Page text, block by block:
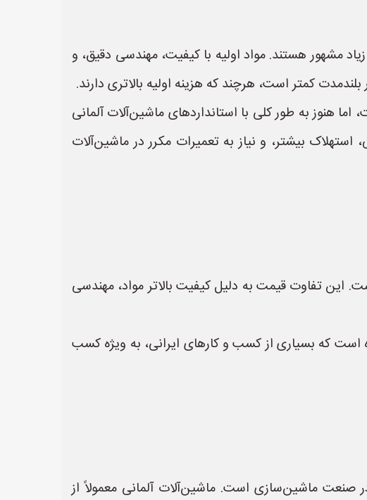
مشهور هستند. مواد اولیه با کیفیت، مهندسی دقیق، و
کمتر است، هرچند که هزینه اولیه بالاتری دارند.
به طور کلی با استانداردهای ماشین‌آلات آلمانی
بیشتر، و نیاز به تعمیرات مکرر در ماشین‌آلات
این تفاوت قیمت به دلیل کیفیت بالاتر مواد، مهندسی
که بسیاری از کسب و کارهای ایرانی، به ویژه کسب
صنعت ماشین‌سازی است. ماشین‌آلات آلمانی معمولاً از